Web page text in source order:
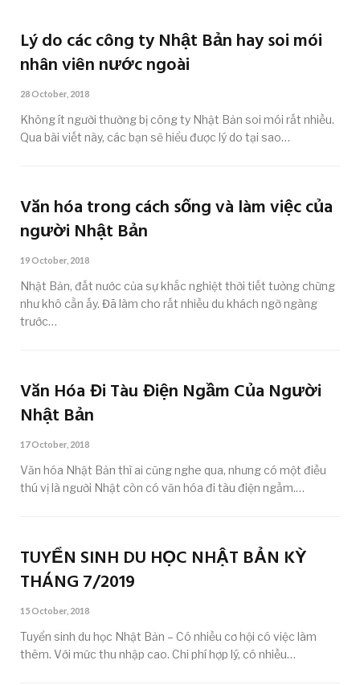
Lý do các công ty Nhật Bản hay soi mói
nhân viên nước ngoài
28 October, 2018
Không ít người thường bị công ty Nhật Bản soi mói rất nhiều.
Qua bài viết này, các bạn sẽ hiểu được lý do tại sao…
Văn hóa trong cách sống và làm việc của
người Nhật Bản
19 October, 2018
Nhật Bản, đất nước của sự khắc nghiệt thời tiết tưởng chừng
như khô cằn ấy. Đã làm cho rất nhiều du khách ngỡ ngàng
trước…
Văn Hóa Đi Tàu Điện Ngầm Của Người
Nhật Bản
17 October, 2018
Văn hóa Nhật Bản thì ai cũng nghe qua, nhưng có một điều
thú vị là người Nhật còn có văn hóa đi tàu điện ngầm.…
TUYỂN SINH DU HỌC NHẬT BẢN KỲ
THÁNG 7/2019
15 October, 2018
Tuyển sinh du học Nhật Bản – Có nhiều cơ hội có việc làm
thêm. Với mức thu nhập cao. Chi phí hợp lý, có nhiều…